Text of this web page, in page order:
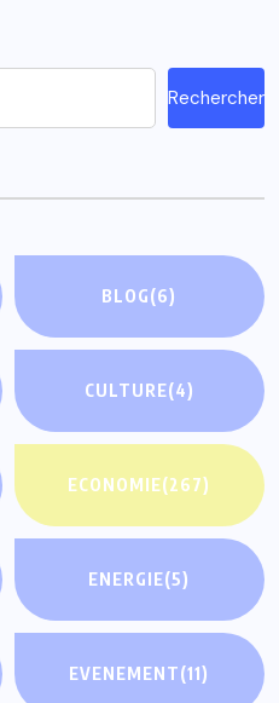
Rechercher
BLOG(6)
CULTURE(4)
ECONOMIE(267)
ENERGIE(5)
EVENEMENT(11)